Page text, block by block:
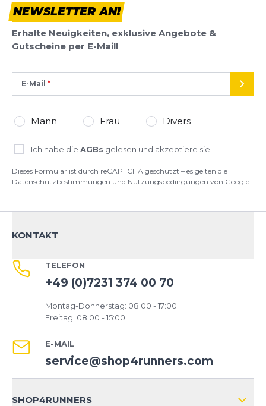
Dieses Formular ist durch reCAPTCHA geschützt – es gelten die
Datenschutzbestimmungenund
Google.
NEWSLETTER AN!
Erhalte Neuigkeiten, exklusive Angebote &
Gutscheine per E-Mail!
E-Mail
Mann Frau Divers
Ich habe die AGBs gelesen und akzeptiere sie.
Dieses Formular ist durch reCAPTCHA geschützt – es gelten die
Datenschutzbestimmungen und Nutzungsbedingungen von Google.
KONTAKT
TELEFON
+49 (0)7231 374 00 70
Montag-Donnerstag: 08:00 - 17:00
Freitag: 08:00 - 15:00
E-MAIL
service@shop4runners.com
SHOP4RUNNERS